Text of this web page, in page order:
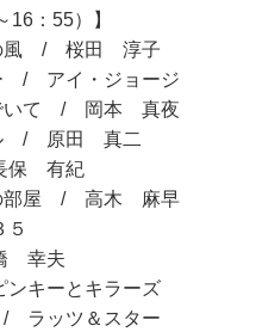
16：55）】
風 / 桜田 淳子
/ アイ・ジョージ
いて / 岡本 真夜
/ 原田 真二
有紀
部屋 / 高木 麻早
幸夫
ーとキラーズ
ラッツ＆スター